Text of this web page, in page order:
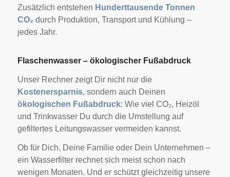
Zusätzlich entstehen Hunderttausende Tonnen
CO₂ durch Produktion, Transport und Kühlung –
jedes Jahr.
Flaschenwasser – ökologischer Fußabdruck
Unser Rechner zeigt Dir nicht nur die
Kostenersparnis, sondern auch Deinen
ökologischen Fußabdruck: Wie viel CO₂, Heizöl
und Trinkwasser Du durch die Umstellung auf
gefiltertes Leitungswasser vermeiden kannst.
Ob für Dich, Deine Familie oder Dein Unternehmen –
ein Wasserfilter rechnet sich meist schon nach
wenigen Monaten. Und er schützt gleichzeitig unsere